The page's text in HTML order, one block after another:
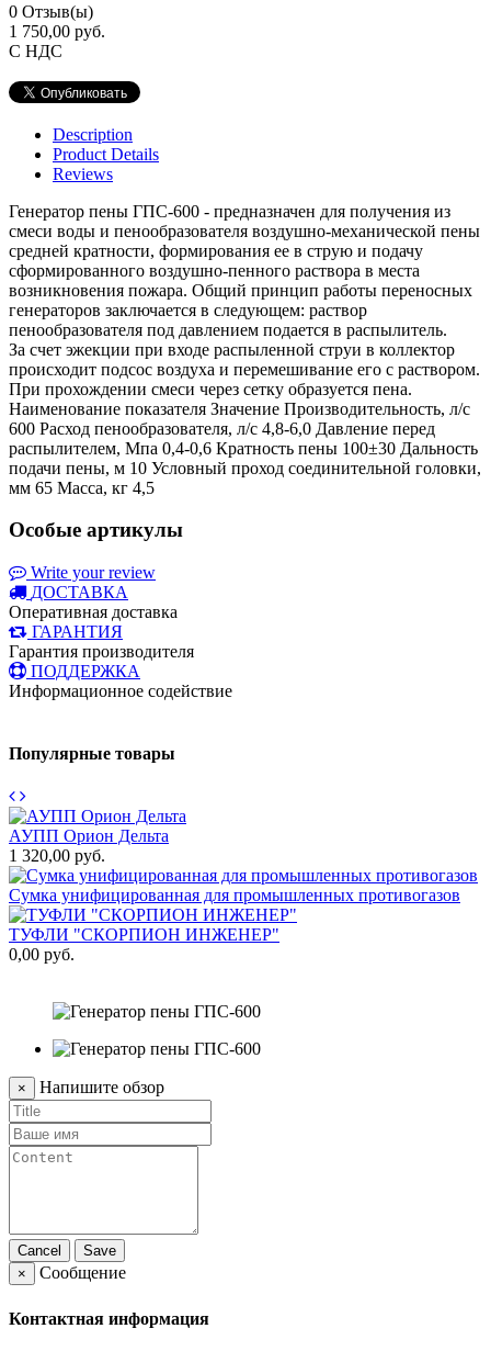
0 Отзыв(ы)
1 750,00 руб.
С НДС
Description
Product Details
Reviews
Генератор пены ГПС-600 - предназначен для получения из
смеси воды и пенообразователя воздушно-механической пены
средней кратности, формирования ее в струю и подачу
сформированного воздушно-пенного раствора в места
возникновения пожара. Общий принцип работы переносных
генераторов заключается в следующем: раствор
пенообразователя под давлением подается в распылитель.
За счет эжекции при входе распыленной струи в коллектор
происходит подсос воздуха и перемешивание его с раствором.
При прохождении смеси через сетку образуется пена.
Наименование показателя Значение Производительность, л/с
600 Расход пенообразователя, л/с 4,8-6,0 Давление перед
распылителем, Мпа 0,4-0,6 Кратность пены 100±30 Дальность
подачи пены, м 10 Условный проход соединительной головки,
мм 65 Масса, кг 4,5
Особые артикулы
Write your review
ДОСТАВКА
Оперативная доставка
ГАРАНТИЯ
Гарантия производителя
ПОДДЕРЖКА
Информационное содействие
Популярные товары
АУПП Орион Дельта
1 320,00 руб.
Сумка унифицированная для промышленных противогазов
ТУФЛИ "СКОРПИОН ИНЖЕНЕР"
0,00 руб.
× Напишите обзор
Cancel
Save
×
Сообщение
Контактная информация